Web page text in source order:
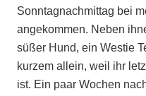
Sonntagnachmittag bei
angekommen. Neben
süßer Hund, ein Westie
kurzem allein, weil ihr
ist. Ein paar Wochen